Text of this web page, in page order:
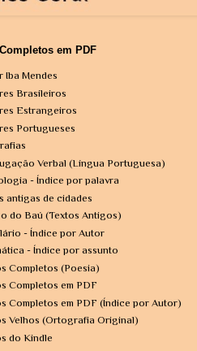
em PDF
Iba Mendes
Brasileiros
Estrangeiros
Portugueses
Verbal (Língua Portuguesa)
- Índice por palavra
antigas de cidades
do Baú (Textos Antigos)
- Índice por Autor
- Índice por assunto
Completos (Poesia)
Completos em PDF
Completos em PDF (Índice por Autor)
Velhos (Ortografia Original)
do Kindle